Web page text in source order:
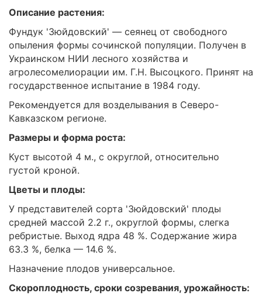
Описание растения:
Фундук 'Зюйдовский' — сеянец от свободного
опыления формы сочинской популяции. Получен в
Украинском НИИ лесного хозяйства и
агролесомелиорации им. Г.Н. Высоцкого. Принят на
государственное испытание в 1984 году.
Рекомендуется для возделывания в Северо-
Кавказском регионе.
Размеры и форма роста:
Куст высотой 4 м., с округлой, относительно
густой кроной.
Цветы и плоды:
У представителей сорта 'Зюйдовский' плоды
средней массой 2.2 г., округлой формы, слегка
ребристые. Выход ядра 48 %. Содержание жира
63.3 %, белка — 14.6 %.
Назначение плодов универсальное.
Скороплодность, сроки созревания, урожайность: